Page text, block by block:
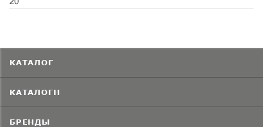
КАТАЛОГ
КАТАЛОГИ
БРЕНДЫ